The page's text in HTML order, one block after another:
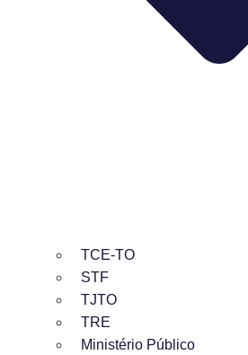
TCE-TO
STF
TJTO
TRE
Ministério Público